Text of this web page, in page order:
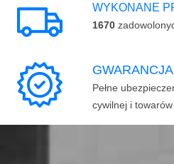
WYKONANE
1670
Pełne
cywilnej i towarów